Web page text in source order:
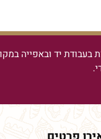
יד ובאפייה